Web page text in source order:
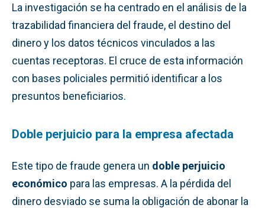
La investigación se ha centrado en el análisis de la
trazabilidad financiera del fraude, el destino del
dinero y los datos técnicos vinculados a las
cuentas receptoras. El cruce de esta información
con bases policiales permitió identificar a los
presuntos beneficiarios.
Doble perjuicio para la empresa afectada
Este tipo de fraude genera un doble perjuicio
económico para las empresas. A la pérdida del
dinero desviado se suma la obligación de abonar la